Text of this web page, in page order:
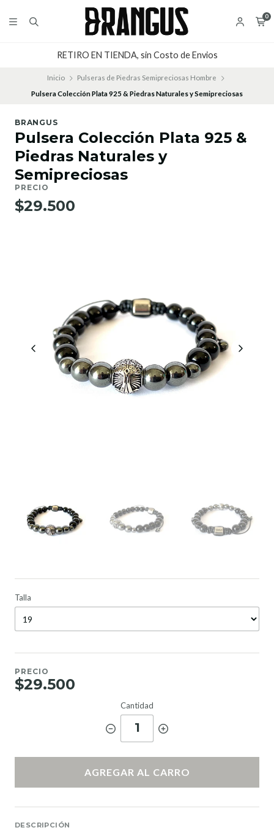
0
RETIRO EN TIENDA, sin Costo de Envios
Inicio
Pulseras de Piedras Semipreciosas Hombre
Pulsera Colección Plata 925 & Piedras Naturales y Semipreciosas
BRANGUS
Pulsera Colección Plata 925 &
Piedras Naturales y
Semipreciosas
PRECIO
$29.500
Talla
PRECIO
$29.500
Cantidad
1
AGREGAR AL CARRO
DESCRIPCIÓN